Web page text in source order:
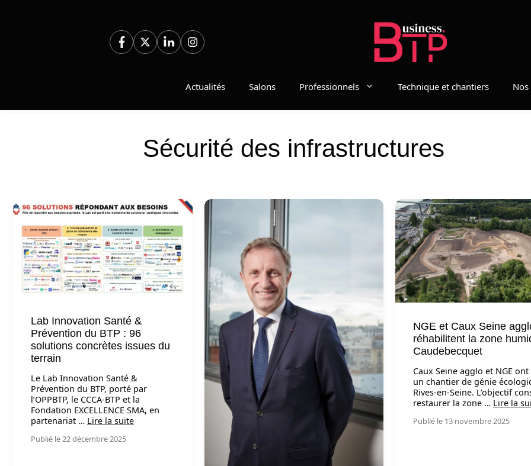
Actualités Salons Professionnels Technique et chantiers
Sécurité des infrastructures
Lab Innovation Santé &
Prévention du BTP : 96
solutions concrètes issues du
terrain
Le Lab Innovation Santé &
Prévention du BTP, porté par
l’OPPBTP, le CCCA-BTP et la
Fondation EXCELLENCE SMA, en
partenariat … Lire la suite
Publié le 22 décembre 2025
NGE et Caux Seine
réhabilitent la zone
Caudebecquet
Caux Seine agglo et NGE
un chantier de génie
Rives-en-Seine. L’objectif
restaurer la zone … Lire la
Publié le 13 novembre 2025